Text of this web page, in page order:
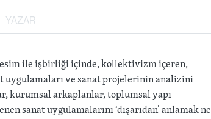
YAZAR
ile işbirliği içinde, kollektivizm içeren,
uygulamaları ve sanat projelerinin analizini
kurumsal arkaplanlar, toplumsal yapı
sanat uygulamalarını ‘dışarıdan’ anlamak ne